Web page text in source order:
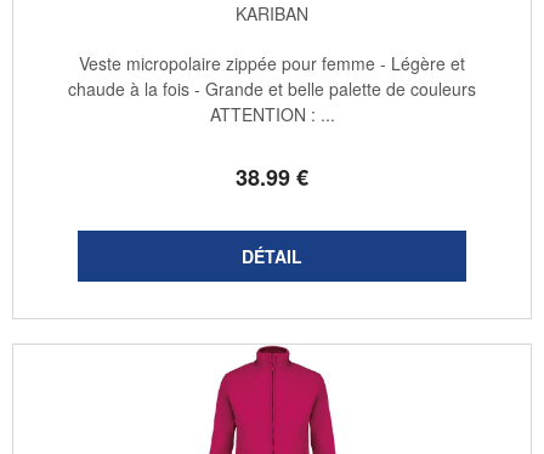
KARIBAN
38.99€
Veste micropolaire zippée pour femme - Légère et
chaude à la fois - Grande et belle palette de couleurs
ATTENTION : ...